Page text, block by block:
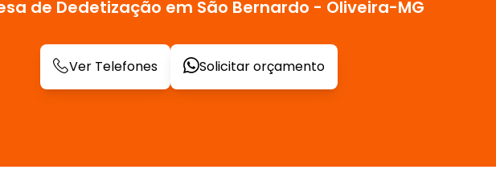
de Dedetização em São Bernardo - Oliveira-MG
Ver Telefones Solicitar orçamento